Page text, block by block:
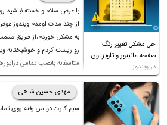
حل مشکل تغییر رنگ
صفحه مانیتور و تلویزیون
در ویندوز
به مشکل خوردم،از طریق
رو ریست کردم و خوشبختانه
متاسفانه بانصب تمامی
چه موقع کار چه موقع پخش
کیفیت)،با ابدیت کردن کارت
رنگ درست نشد (انگار
فرمایید باتشکر
مهدی حسین شاهی
سیم کارت دو من رفته روی